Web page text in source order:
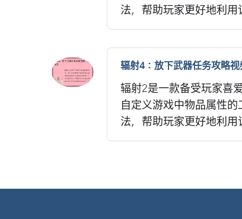
法，帮助玩家更好地利
辐射4：放下武器任务攻略
辐射2是一款备受玩家喜
自定义游戏中物品属性
法，帮助玩家更好地利